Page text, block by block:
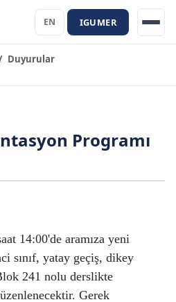
EN IGUMER
Duyurular
Programı
14:00'de aramıza yeni
sınıf, yatay geçiş, dikey
241 nolu derslikte
Gerek